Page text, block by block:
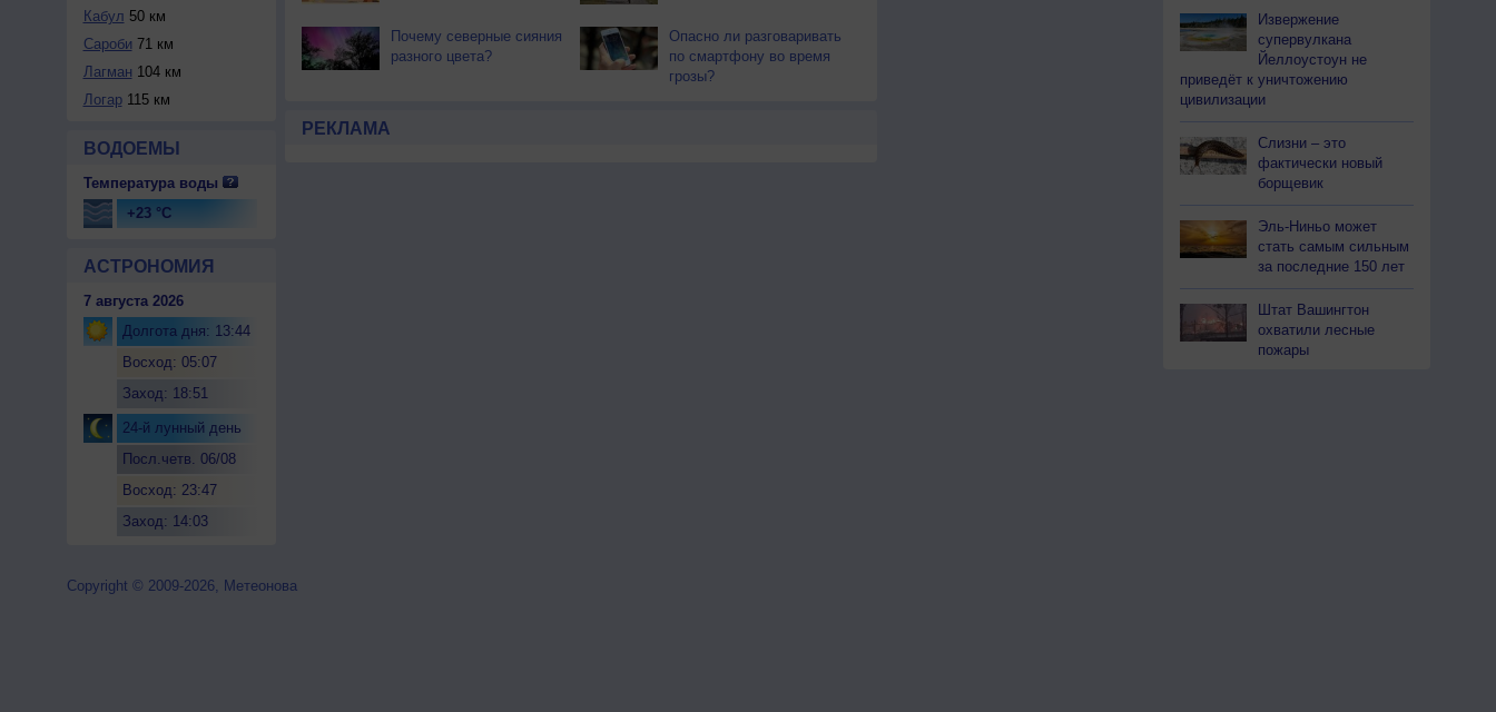
Кабул 50 км
Сароби 71 км
Лагман 104 км
Логар115 км
ВОДОЕМЫ
Температура воды
+23 °C
АСТРОНОМИЯ
7 августа 2026
Долгота дня: 13:44
Восход: 05:07
Заход: 18:51
24-й лунный день
Посл.четв. 06/08
Восход: 23:47
Заход: 14:03
Почему северные сияния
разного цвета?
Опасно ли разговаривать
по смартфону во время
грозы?
РЕКЛАМА
Извержение
супервулкана
Йеллоустоун не
приведёт к уничтожению
цивилизации
Слизни – это
фактически новый
борщевик
Эль-Ниньо может
стать самым сильным
за последние 150 лет
Штат Вашингтон
охватили лесные
пожары
Copyright © 2009-2026, Метеонова